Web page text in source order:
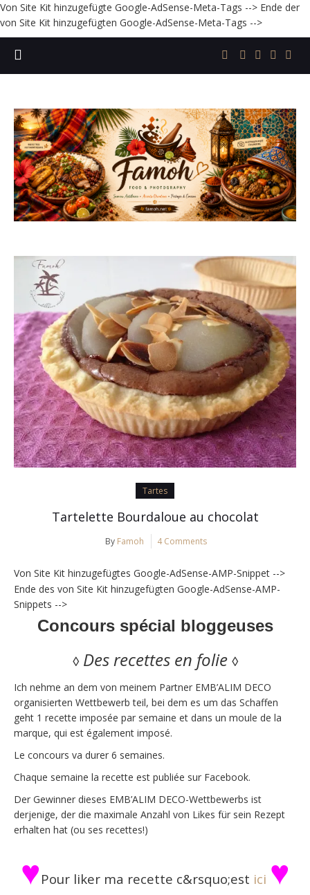
Von Site Kit hinzugefügte Google-AdSense-Meta-Tags --> Ende der
von Site Kit hinzugefügten Google-AdSense-Meta-Tags -->
Tartes
Tartelette Bourdaloue au chocolat
By Famoh 4 Comments
Von Site Kit hinzugefügtes Google-AdSense-AMP-Snippet -->
Ende des von Site Kit hinzugefügten Google-AdSense-AMP-
Snippets -->
Concours spécial bloggeuses
◊ Des recettes en folie◊
Ich nehme an dem von meinem Partner EMB’ALIM DECO
organisierten Wettbewerb teil, bei dem es um das Schaffen
geht 1 recette imposée par semaine et dans un moule de la
marque, qui est également imposé.
Le concours va durer 6 semaines.
Chaque semaine la recette est publiée sur Facebook.
Der Gewinner dieses EMB’ALIM DECO-Wettbewerbs ist
derjenige, der die maximale Anzahl von Likes für sein Rezept
erhalten hat (ou ses recettes!)
♥ Pour liker ma recette c&rsquo;est ici ♥